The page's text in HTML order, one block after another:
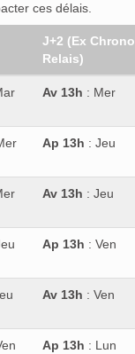
ces délais.
J+2 (Ex Chrono
Relais)
Av 13h : Mer
Ap 13h : Jeu
Av 13h : Jeu
Ap 13h : Ven
Av 13h : Ven
Ap 13h : Lun